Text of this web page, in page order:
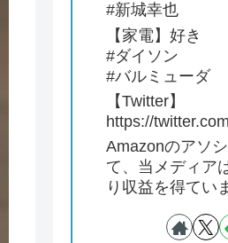
#新城幸也
【家電】好き
#ダイソン
#バルミューダ
【Twitter】
https://
Amazonのアソ
て、当メディア
り収益を得てい